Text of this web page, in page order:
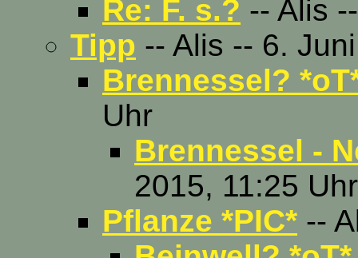
Re: F. s.? -- Alis
Tipp -- Alis -- 6.
Brennessel?
Uhr
Brennessel -
2015, 11:25 Uhr
Pflanze *PIC* --